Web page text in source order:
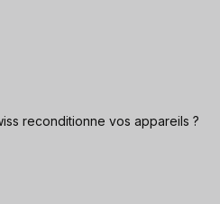
reconditionne vos appareils ?